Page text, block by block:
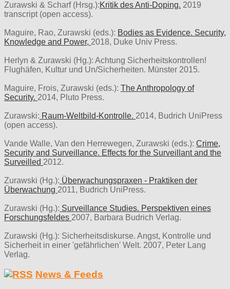
Zurawski & Scharf (Hrsg.):Kritik des Anti-Doping. 2019
transcript (open access).
Maguire, Rao, Zurawski (eds.): Bodies as Evidence. Security,
Knowledge and Power, 2018, Duke Univ Press.
Herlyn & Zurawski (Hg.): Achtung Sicherheitskontrollen!
Flughäfen, Kultur und Un/Sicherheiten. Münster 2015.
Maguire, Frois, Zurawski (eds.): The Anthropology of
Security. 2014, Pluto Press.
Zurawski: Raum-Weltbild-Kontrolle. 2014, Budrich UniPress
(open access).
Vande Walle, Van den Herrewegen, Zurawski (eds.): Crime,
Security and Surveillance. Effects for the Surveillant and the
Surveilled 2012.
Zurawski (Hg.): Überwachungspraxen - Praktiken der
Überwachung 2011, Budrich UniPress.
Zurawski (Hg.): Surveillance Studies. Perspektiven eines
Forschungsfeldes 2007, Barbara Budrich Verlag.
Zurawski (Hg.): Sicherheitsdiskurse. Angst, Kontrolle und
Sicherheit in einer 'gefährlichen' Welt. 2007, Peter Lang
Verlag.
News & Feeds